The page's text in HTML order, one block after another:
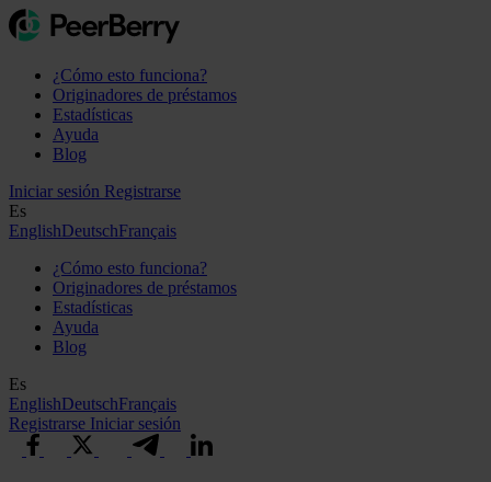
¿Cómo esto funciona?
Originadores de préstamos
Estadísticas
Ayuda
Blog
Iniciar sesión Registrarse
Es
EnglishDeutschFrançais
¿Cómo esto funciona?
Originadores de préstamos
Estadísticas
Ayuda
Blog
Es
EnglishDeutschFrançais
Registrarse Iniciar sesión